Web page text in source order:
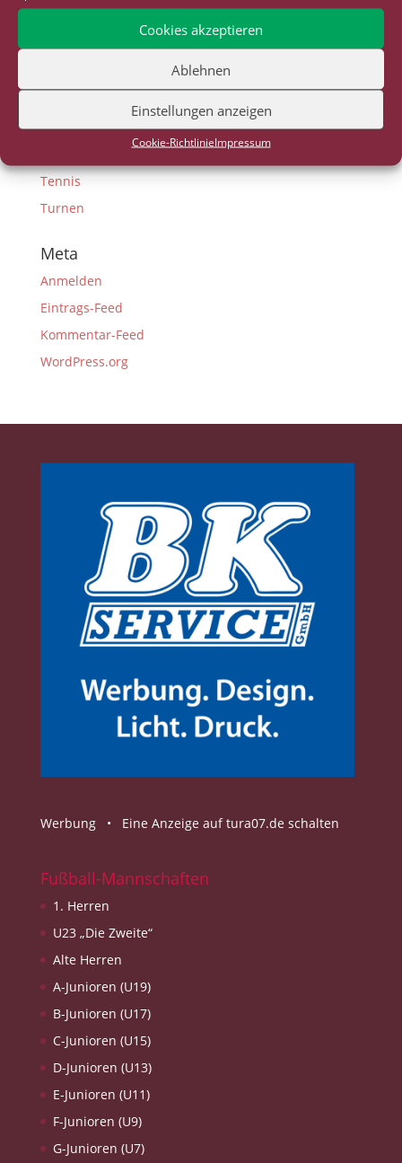
Cookies akzeptieren
Ablehnen
Einstellungen anzeigen
Cookie-RichtlinieImpressum
G-Junioren
Neuigkeiten
Tennis
Turnen
Meta
Anmelden
Eintrags-Feed
Kommentar-Feed
WordPress.org
Werbung • Eine Anzeige auf tura07.de schalten
Fußball-Mannschaften
1. Herren
U23 „Die Zweite“
Alte Herren
A-Junioren (U19)
B-Junioren (U17)
C-Junioren (U15)
D-Junioren (U13)
E-Junioren (U11)
F-Junioren (U9)
G-Junioren (U7)